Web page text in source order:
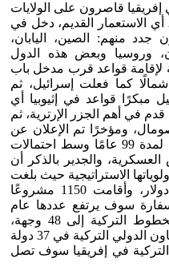
إفريقيا قاصرون على الولايات
أي الاستعمار القديم، دخل في
جدد منهم: الصين، اليابان،
وروسيا وبعض هذه الدول
لإقامة قواعد قرب مدخل باب
شمالًا كما فعلت إسرائيل، ثم
مبكرًا قواعد في إثيوبيا أي
قدم في أهم الجزر الإرترية، ثم
ومؤخرًا تم الإعلان عن
استئجارها جزيرة سواكن السودانية لمدة 99 عامًا وسط احتمالات
والجدير بالذكر أن
الاستراتيجية حيث بلغت
قيمة استثماراتها هناك 8.5 مليار دولار، وأقامت 1150 مشروعًا
وبلغ عدد سفاراتها 39 سفارة سوف يرتفع عددها عام
2023م، إلى 44 سفارة، وتتوجه الخطوط التركية إلى 48 وجهة،
وتعمل ثلاثة مكاتب تابعة لوكالة التعاون الدولي التركية في 37 دولة
التركية في إفريقيا سوف تصل